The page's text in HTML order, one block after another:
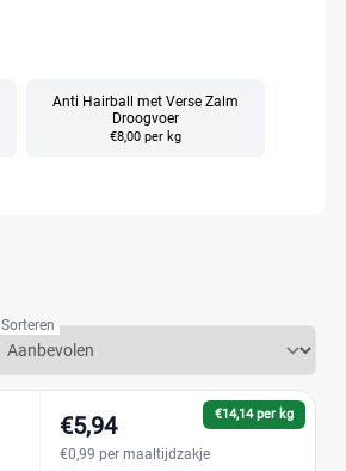
Anti Hairball met Verse Zalm
Droogvoer
€8,00 per kg
Sorteren
€14,14 per kg
€5,94
€0,99 per maaltijdzakje